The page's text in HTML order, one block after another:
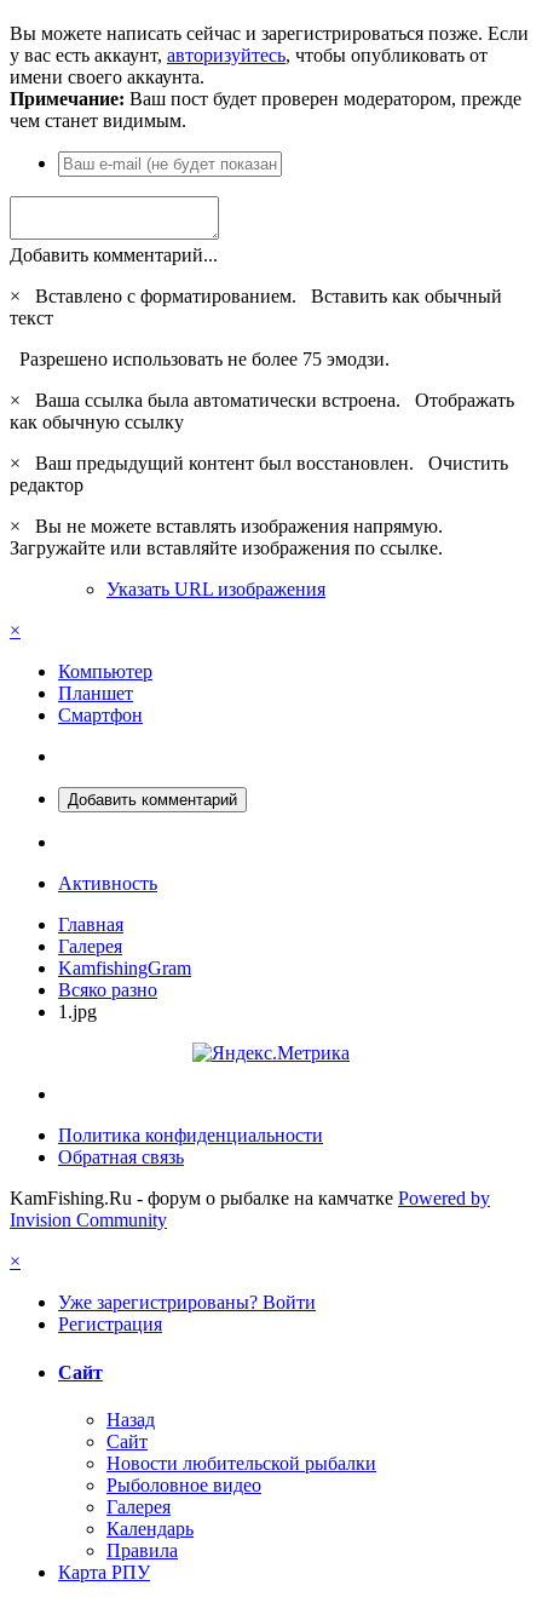
Вы можете написать сейчас и зарегистрироваться позже. Если
у вас есть аккаунт, авторизуйтесь, чтобы опубликовать от
имени своего аккаунта.
Примечание: Ваш пост будет проверен модератором, прежде
чем станет видимым.
Добавить комментарий...
×
Вставлено с форматированием. Вставить как обычный
текст
Разрешено использовать не более 75 эмодзи.
×
Ваша ссылка была автоматически встроена. Отображать
как обычную ссылку
×
Ваш предыдущий контент был восстановлен. Очистить
редактор
×
Вы не можете вставлять изображения напрямую.
Загружайте или вставляйте изображения по ссылке.
Указать URL изображения
×
Компьютер
Планшет
Смартфон
Добавить комментарий
Активность
Главная
Галерея
KamfishingGram
Всяко разно
1.jpg
Политика конфиденциальности
Обратная связь
KamFishing.Ru - форум о рыбалке на камчатке Powered by
Invision Community
×
Уже зарегистрированы? Войти
Регистрация
Сайт
Назад
Сайт
Новости любительской рыбалки
Рыболовное видео
Галерея
Календарь
Правила
Карта РПУ